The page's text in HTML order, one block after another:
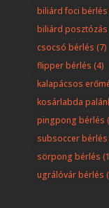
biliárd foci bérlés
biliárd posztózás
csocsó bérlés (7)
flipper bérlés (4)
kalapácsos
kosárlabda
pingpong bérlés
subsoccer bérlés
sörpong bérlés
ugrálóvár bérlés